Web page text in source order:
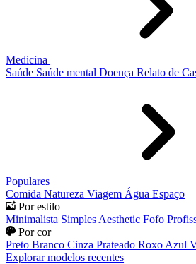
Medicina
Saúde Saúde mental Doença Relato de
Populares
Comida Natureza Viagem Água Espaço
Por estilo
Minimalista Simples Aesthetic Fofo
Por cor
Preto Branco Cinza Prateado Roxo Azul
Explorar modelos recentes